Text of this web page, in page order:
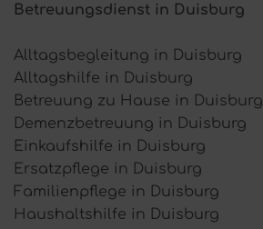
Betreuungsdienst in Duisburg
Alltagsbegleitung in Duisburg
Alltagshilfe in Duisburg
Betreuung zu Hause in Duisburg
Demenzbetreuung in Duisburg
Einkaufshilfe in Duisburg
Ersatzpflege in Duisburg
Familienpflege in Duisburg
Haushaltshilfe in Duisburg